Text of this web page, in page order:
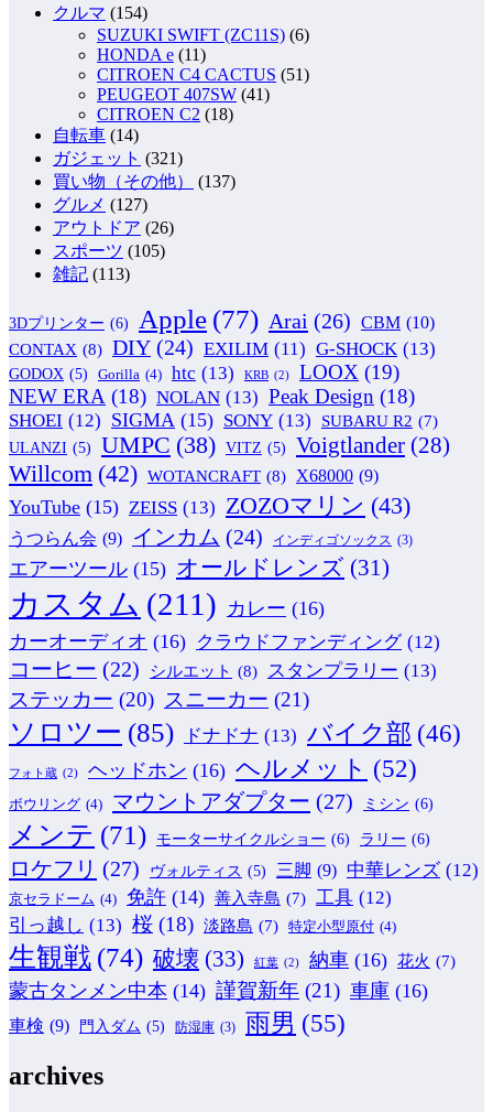
クルマ (154)
SUZUKI SWIFT (ZC11S) (6)
HONDA e (11)
CITROEN C4 CACTUS (51)
PEUGEOT 407SW (41)
CITROEN C2 (18)
自転車 (14)
ガジェット (321)
買い物（その他）
(137)
グルメ (127)
アウトドア (26)
スポーツ (105)
雑記 (113)
3Dプリンター (6) Apple (77) Arai (26) CBM (10)
CONTAX (8) DIY (24) EXILIM (11) G-SHOCK (13)
GODOX (5) Gorilla (4) htc (13) KRB (2) LOOX (19)
NEW ERA (18) NOLAN (13) Peak Design (18)
SHOEI (12) SIGMA (15) SONY (13) SUBARU R2 (7)
ULANZI (5) UMPC (38) VITZ (5) Voigtlander (28)
Willcom (42) WOTANCRAFT (8) X68000 (9)
YouTube (15) ZEISS (13) ZOZOマリン (43)
うつらん会 (9) インカム (24) インディゴソックス (3)
エアーツール (15) オールドレンズ (31)
カスタム (211) カレー (16)
カーオーディオ (16) クラウドファンディング (12)
コーヒー (22) シルエット (8) スタンプラリー (13)
ステッカー (20) スニーカー (21)
ソロツー (85) ドナドナ (13) バイク部 (46)
フォト蔵 (2) ヘッドホン (16) ヘルメット (52)
ボウリング (4) マウントアダプター (27) ミシン (6)
メンテ (71) モーターサイクルショー (6) ラリー (6)
ロケフリ (27) ヴォルティス (5) 三脚 (9) 中華レンズ (12)
京セラドーム (4) 免許 (14) 善入寺島 (7) 工具 (12)
引っ越し (13) 桜 (18) 淡路島 (7) 特定小型原付 (4)
生観戦 (74) 破壊 (33) 紅葉 (2) 納車 (16) 花火 (7)
蒙古タンメン中本 (14) 謹賀新年 (21) 車庫 (16)
車検 (9) 門入ダム (5) 防湿庫 (3) 雨男 (55)
archives